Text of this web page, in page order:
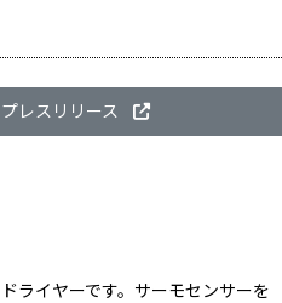
プレスリリース
ライヤーです。サーモセンサーを